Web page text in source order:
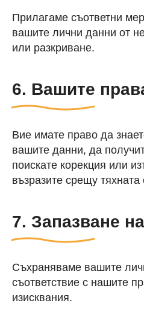
Прилагаме съответни
вашите лични данни от
или разкриване.
6. Вашите
Вие имате право да
вашите данни, да
поискате корекция или
възразите срещу тяхната
7. Запазване
Съхраняваме вашите
съответствие с нашите
изисквания.